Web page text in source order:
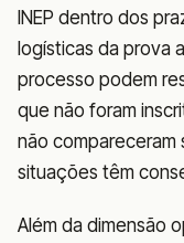
INEP dentro dos
logísticas da prova
processo podem
que não foram
não compareceram
situações têm
Além da dimensão